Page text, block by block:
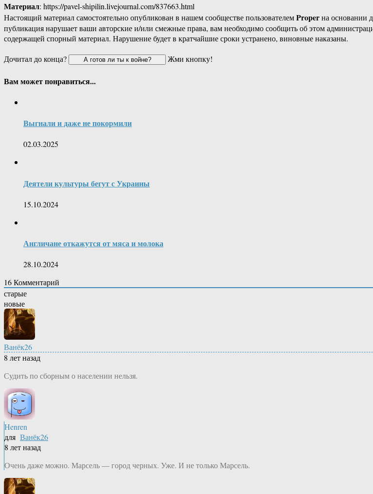
Материал: https://pavel-shipilin.livejournal.com/837663.html
Настоящий материал самостоятельно опубликован в нашем сообществе пользователемProperна основании
публикация нарушает ваши авторские и/или смежные права, вам необходимо сообщить об этом
содержащей спорный материал. Нарушение будет в кратчайшие сроки устранено, виновные наказаны.
Дочитал до конца?
Жми кнопку!
Вам может понравиться...
Выгнали и даже не покормили
02.03.2025
Деятели культуры бегут с Украины
15.10.2024
Англичане откажутся от мяса и молока
28.10.2024
16Комментарий
старые
новые
Ванёк26
8 лет назад
Судить по сборным о населении нельзя.
Henren
для Ванёк26
8 лет назад
Очень даже можно. Марсель — город черных. Уже. И не только Марсель.